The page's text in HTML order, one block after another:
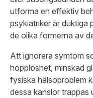
utforma en effektiv
psykiatriker är duktiga
de olika formerna av
Att ignorera symtom
hopplöshet, minskad
fysiska hälsoproblem
dessa känslor trappas